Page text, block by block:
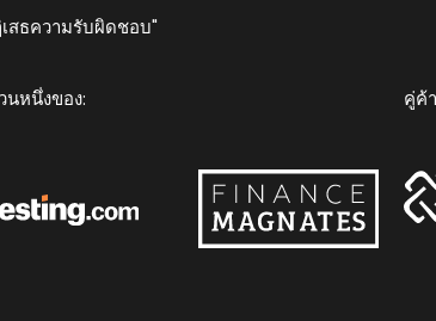
สธความรับผิดชอบ"
นหนึ่งของ: คู่ค้